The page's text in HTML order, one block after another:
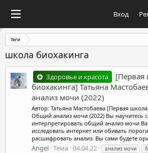
Вход
Теги
школа биохакинга
Здоровье и красота
[Первая
биохакинга] Татьяна
анализ мочи (2022)
Автор: Татьяна Мастобаева [Первая
Общий анализ мочи (2022) Вы научитесь
интерпретировать общий анализ мочи
исследовать интернет или обивать
расшифровать анализ. Вы сами будете
Angel Тема 04.04.22 анализ мочи